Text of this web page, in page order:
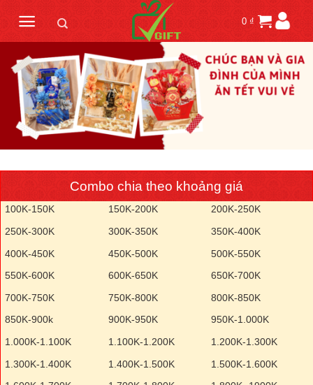
content
0 ₫
Combo chia theo khoảng giá
100K-150K 150K-200K
200K-250K
250K-300K
300K-350K
350K-400K
400K-450K
450K-500K
500K-550K
550K-600K
600K-650K
650K-700K
700K-750K
750K-800K
800K-850K
850K-900k
900K-950K
950K-1.000K
1.000K-1.100K
1.100K-1.200K
1.200K-1.300K
1.300K-1.400K
1.400K-1.500K
1.500K-1.600K